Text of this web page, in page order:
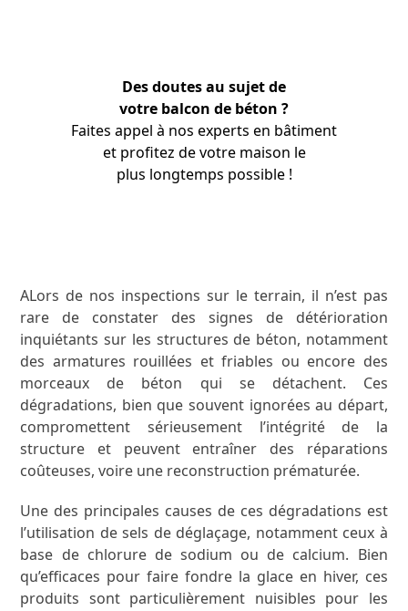
Des doutes au sujet de
votre balcon de béton ?
Faites appel à nos experts en bâtiment
et profitez de votre maison le
plus longtemps possible !
ALors de nos inspections sur le terrain, il n’est pas
rare de constater des signes de détérioration
inquiétants sur les structures de béton, notamment
des armatures rouillées et friables ou encore des
morceaux de béton qui se détachent. Ces
dégradations, bien que souvent ignorées au départ,
compromettent sérieusement l’intégrité de la
structure et peuvent entraîner des réparations
coûteuses, voire une reconstruction prématurée.
Une des principales causes de ces dégradations est
l’utilisation de sels de déglaçage, notamment ceux à
base de chlorure de sodium ou de calcium. Bien
qu’efficaces pour faire fondre la glace en hiver, ces
produits sont particulièrement nuisibles pour les